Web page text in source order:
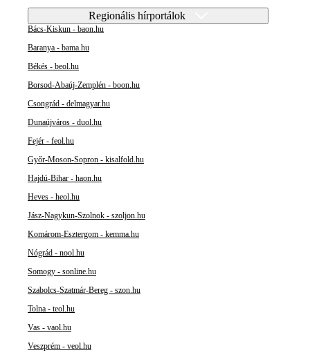
Regionális hírportálok
Bács-Kiskun - baon.hu
Baranya - bama.hu
Békés - beol.hu
Borsod-Abaúj-Zemplén - boon.hu
Csongrád - delmagyar.hu
Dunaújváros - duol.hu
Fejér - feol.hu
Győr-Moson-Sopron - kisalfold.hu
Hajdú-Bihar - haon.hu
Heves - heol.hu
Jász-Nagykun-Szolnok - szoljon.hu
Komárom-Esztergom - kemma.hu
Nógrád - nool.hu
Somogy - sonline.hu
Szabolcs-Szatmár-Bereg - szon.hu
Tolna - teol.hu
Vas - vaol.hu
Veszprém - veol.hu